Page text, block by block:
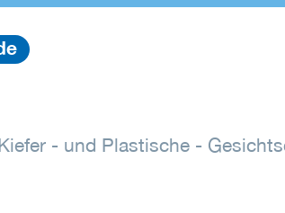
- und Plastische -